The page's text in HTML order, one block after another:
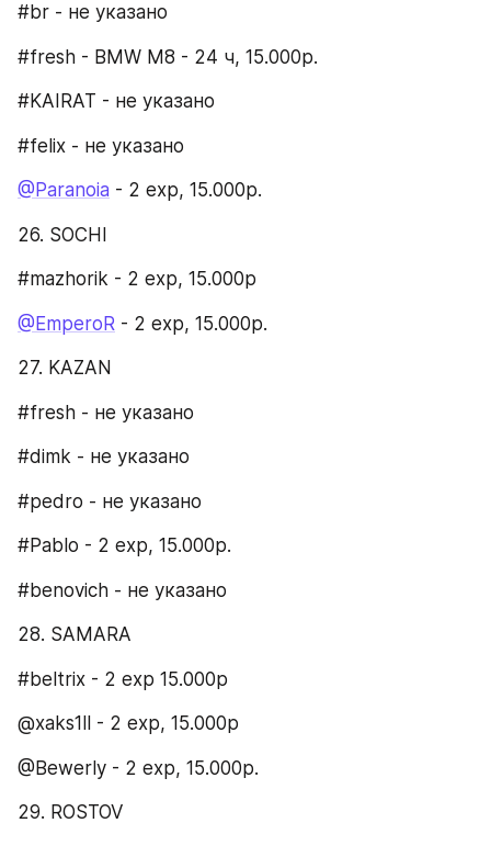
#br - не указано
#fresh - BMW M8 - 24 ч, 15.000р.
#KAIRAT - не указано
#felix - не указано
@Paranoia - 2 exp, 15.000р.
26. SOCHI​
#mazhorik - 2 exp, 15.000р
@EmperoR - 2 exp, 15.000р.
27. KAZAN​
#fresh - не указано
#dimk - не указано
#pedro - не указано
#Pablo - 2 exp, 15.000р.
#benovich - не указано
28. SAMARA​
#beltrix - 2 exp 15.000р
@xaks1ll - 2 exp, 15.000р
@Bewerly - 2 exp, 15.000р.
29. ROSTOV